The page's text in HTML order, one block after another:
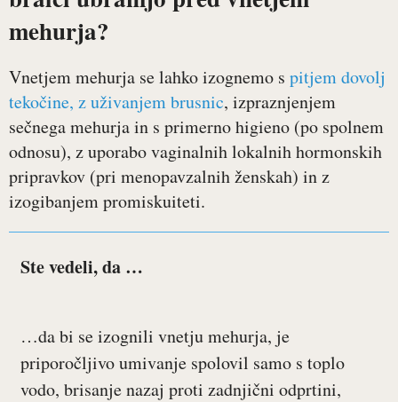
mehurja?
Vnetjem mehurja se lahko izognemo s pitjem dovolj
tekočine, z uživanjem brusnic, izpraznjenjem
sečnega mehurja in s primerno higieno (po spolnem
odnosu), z uporabo vaginalnih lokalnih hormonskih
pripravkov (pri menopavzalnih ženskah) in z
izogibanjem promiskuiteti.
Ste vedeli, da …
…da bi se izognili vnetju mehurja, je
priporočljivo umivanje spolovil samo s toplo
vodo, brisanje nazaj proti zadnjični odprtini,